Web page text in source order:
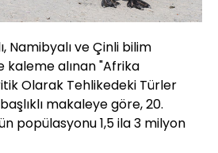
Namibyalı ve Çinli bilim
kaleme alınan "Afrika
Olarak Tehlikedeki Türler
makaleye göre, 20.
popülasyonu 1,5 ila 3 milyon